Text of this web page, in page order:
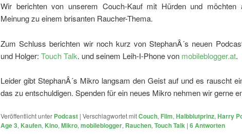
Wir berichten von unserem Couch-Kauf mit Hürden und möchten
Meinung zu einem brisanten Raucher-Thema.
Zum Schluss berichten wir noch kurz von StephanÂ´s neuen
und Holger: Touch Talk. und seinem Leih-I-Phone von mobileblogger.at.
Leider gibt StephanÂ´s Mikro langsam den Geist auf und es rauscht
das zu entschuldigen. Spenden für ein neues Mikro nehmen wir gerne
Veröffentlicht unter Podcast | Verschlagwortet mitCouch, Film, Halbblutprinz, Harry
Age 3, Kaufen, Kino, Mikro, mobileblogger, Rauchen, Touch Talk | 6Antworten